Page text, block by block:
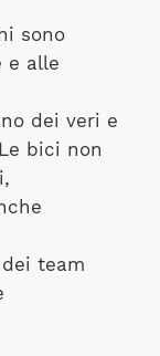
sono
e alle
dei veri e
bici non
team